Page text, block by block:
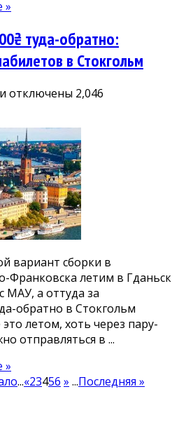
»
туда-обратно:
в Стокгольм
к
в
Швецию
1500₴
туда-
обратно:
дешевая
сборка
в
Стокгольм
отключены 2,046
вариант сборки в
Франковска летим в Гданьск
МАУ, а оттуда за
обратно в Стокгольм
летом, хоть через пару-
отправляться в ...
»
...«23456 » ...Последняя »